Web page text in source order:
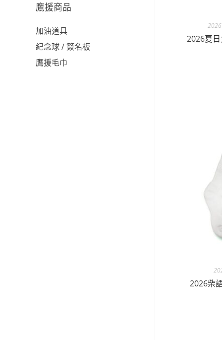
2026夏
2026柴
鷹援商品
加油道具
紀念球 / 簽名板
鷹援毛巾